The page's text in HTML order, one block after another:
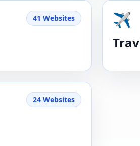
41 Websites ✈️
24 Websites